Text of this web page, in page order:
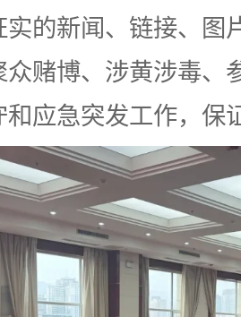
实的新闻、链接、图
众赌博、涉黄涉毒、
和应急突发工作，保